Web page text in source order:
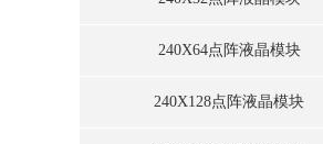
240X64点阵液晶模块
240X128点阵液晶模块